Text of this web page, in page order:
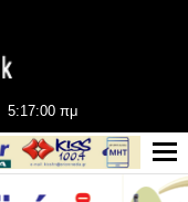
5:17:01 πμ